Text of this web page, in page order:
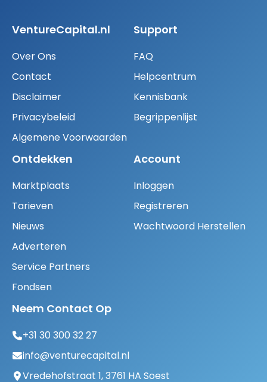
VentureCapital.nl
Over Ons
Contact
Disclaimer
Privacybeleid
Algemene Voorwaarden
Support
FAQ
Helpcentrum
Kennisbank
Begrippenlijst
Ontdekken
Marktplaats
Tarieven
Nieuws
Adverteren
Service Partners
Fondsen
Account
Inloggen
Registreren
Wachtwoord Herstellen
Neem Contact Op
+31 30 300 32 27
info@venturecapital.nl
Vredehofstraat 1, 3761 HA Soest